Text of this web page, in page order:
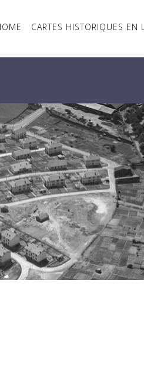
CARTES HISTORIQUES EN